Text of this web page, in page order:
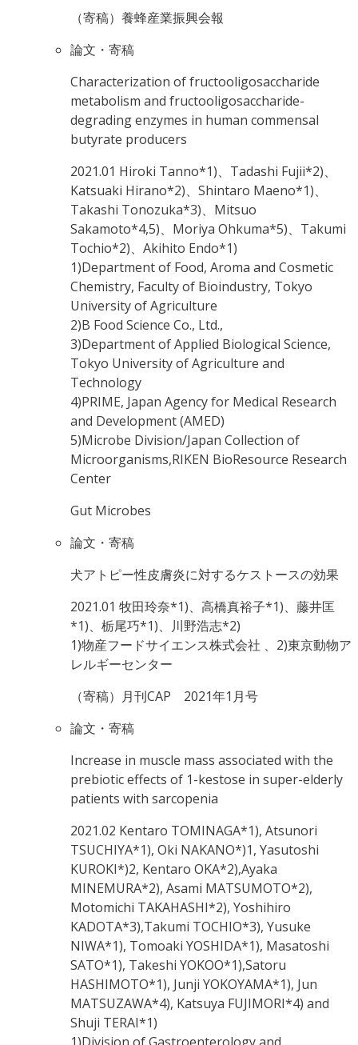
（寄稿）養蜂産業振興会報
論文・寄稿
Characterization of fructooligosaccharide
metabolism and fructooligosaccharide-
degrading enzymes in human commensal
butyrate producers
2021.01 Hiroki Tanno*1)、Tadashi Fujii*2)、
Katsuaki Hirano*2)、Shintaro Maeno*1)、
Takashi Tonozuka*3)、Mitsuo
Sakamoto*4,5)、Moriya Ohkuma*5)、Takumi
Tochio*2)、Akihito Endo*1)
1)Department of Food, Aroma and Cosmetic
Chemistry, Faculty of Bioindustry, Tokyo
University of Agriculture
2)B Food Science Co., Ltd.,
3)Department of Applied Biological Science,
Tokyo University of Agriculture and
Technology
4)PRIME, Japan Agency for Medical Research
and Development (AMED)
5)Microbe Division/Japan Collection of
Microorganisms,RIKEN BioResource Research
Center
Gut Microbes
論文・寄稿
犬アトピー性皮膚炎に対するケストースの効果
2021.01 牧田玲奈*1)、高橋真裕子*1)、藤井匡
*1)、栃尾巧*1)、川野浩志*2)
1)物産フードサイエンス株式会社 、2)東京動物ア
レルギーセンター
（寄稿）月刊CAP 2021年1月号
論文・寄稿
Increase in muscle mass associated with the
prebiotic effects of 1-kestose in super-elderly
patients with sarcopenia
2021.02 Kentaro TOMINAGA*1), Atsunori
TSUCHIYA*1), Oki NAKANO*)1, Yasutoshi
KUROKI*)2, Kentaro OKA*2),Ayaka
MINEMURA*2), Asami MATSUMOTO*2),
Motomichi TAKAHASHI*2), Yoshihiro
KADOTA*3),Takumi TOCHIO*3), Yusuke
NIWA*1), Tomoaki YOSHIDA*1), Masatoshi
SATO*1), Takeshi YOKOO*1),Satoru
HASHIMOTO*1), Junji YOKOYAMA*1), Jun
MATSUZAWA*4), Katsuya FUJIMORI*4) and
Shuji TERAI*1)